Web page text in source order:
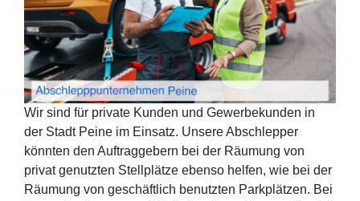
Wir sind für private Kunden und Gewerbekunden in
der Stadt Peine im Einsatz. Unsere Abschlepper
könnten den Auftraggebern bei der Räumung von
privat genutzten Stellplätze ebenso helfen, wie bei der
Räumung von geschäftlich benutzten Parkplätzen. Bei